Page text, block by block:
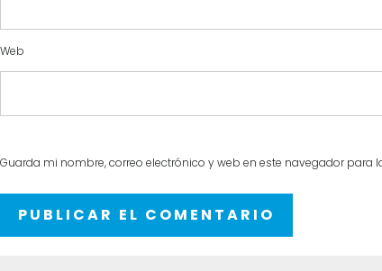
Web
Guarda mi nombre, correo electrónico y web en este navegador para